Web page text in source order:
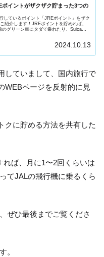
ポイントがザクザク貯まった3つの
しているポイント「JREポイント」をザク
紹介します！JREポイントを貯めれば、
のグリーン車にタダで乗れたり、Suicaへ
2024.10.13
していまして、国内旅行で
WEBページを反射的に見
クに貯める方法を共有した
ば、月に1〜2回くらいは
てJALの飛行機に乗るくら
ぜひ最後までご覧くださ
。